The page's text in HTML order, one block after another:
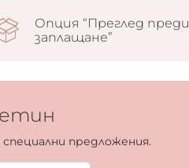
Опция “Преглед преди
заплащане”
предложения.